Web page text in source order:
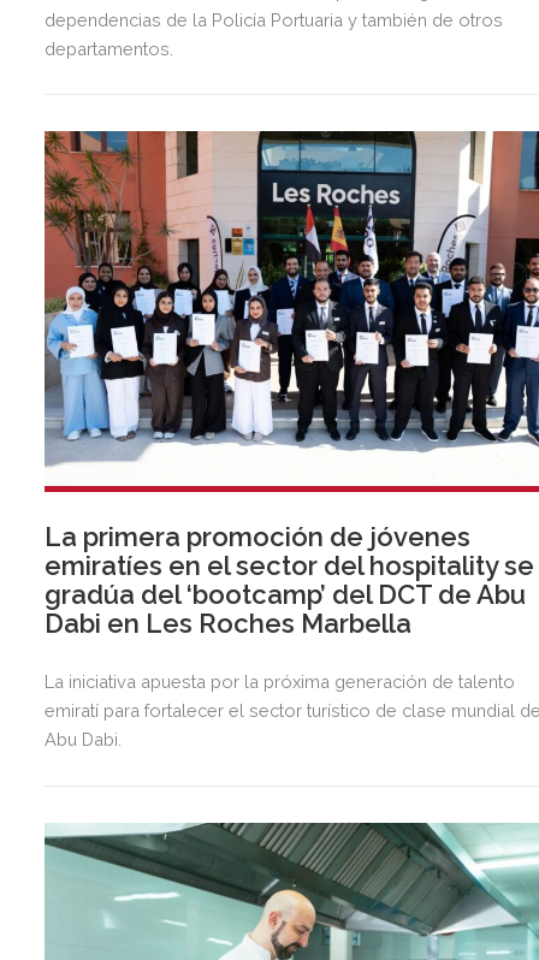
dependencias de la Policía Portuaria y también de otros
departamentos.
La primera promoción de jóvenes
emiratíes en el sector del hospitality se
gradúa del ‘bootcamp’ del DCT de Abu
Dabi en Les Roches Marbella
La iniciativa apuesta por la próxima generación de talento
emiratí para fortalecer el sector turístico de clase mundial
Abu Dabi.